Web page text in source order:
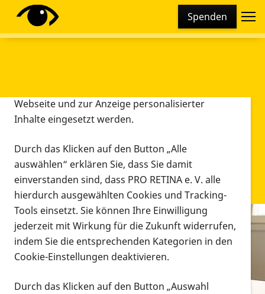
Spenden
Infomaterial
Infomaterial
Vorlesen
Diese Webseite setzt verschiedene Cookies und
Tracking-Tools ein. Dies beinhaltet Cookies und
Webseite und zur Anzeige personalisierter
Inhalte eingesetzt werden.
Durch das Klicken auf den Button „Alle
auswählen“ erklären Sie, dass Sie damit
einverstanden sind, dass PRO RETINA e. V. alle
hierdurch ausgewählten Cookies und Tracking-
Tools einsetzt. Sie können Ihre Einwilligung
jederzeit mit Wirkung für die Zukunft widerrufen,
indem Sie die entsprechenden Kategorien in den
Cookie-Einstellungen deaktivieren.
Durch das Klicken auf den Button „Auswahl